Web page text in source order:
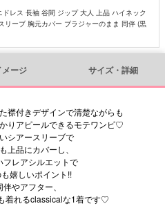
レス 長袖 谷間 ジップ 大人 上品 ハイネック
リーブ 胸元カバー ブラジャーのまま 同伴 (黒
メージ サイズ・詳細
襟付きデザインで清楚ながらも
りアピールできるモテワンピ♡
シアースリーブで
上品にカバーし、
フレアシルエットで
嬉しいポイント!!
やアフター、
着れるclassicalな1着です♡